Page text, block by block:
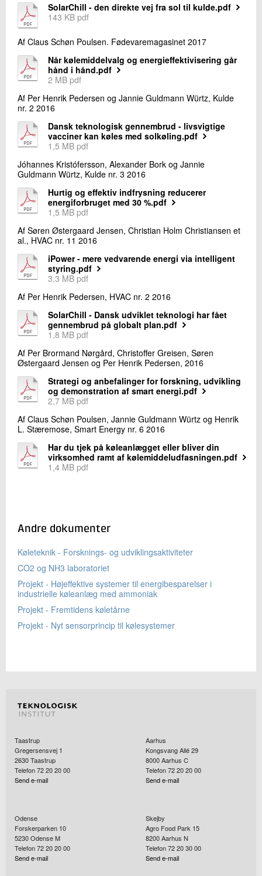
SolarChill - den direkte vej fra sol til kulde.pdf
143 KB pdf
Af Claus Schøn Poulsen. Fødevaremagasinet 2017
Når kølemiddelvalg og energieffektivisering går
hånd i hånd.pdf
2 MB pdf
Af Per Henrik Pedersen og Jannie Guldmann Würtz, Kulde
nr. 2 2016
Dansk teknologisk gennembrud - livsvigtige
vacciner kan køles med solkøling.pdf
1,5 MB pdf
Jóhannes Kristófersson, Alexander Bork og Jannie
Guldmann Würtz, Kulde nr. 3 2016
Hurtig og effektiv indfrysning reducerer
energiforbruget med 30 %.pdf
1,5 MB pdf
Af Søren Østergaard Jensen, Christian Holm Christiansen et
al., HVAC nr. 11 2016
iPower - mere vedvarende energi via intelligent
styring.pdf
3,3 MB pdf
Af Per Henrik Pedersen, HVAC nr. 2 2016
SolarChill - Dansk udviklet teknologi har fået
gennembrud på globalt plan.pdf
1,8 MB pdf
Af Per Brormand Nørgård, Christoffer Greisen, Søren
Østergaard Jensen og Per Henrik Pedersen, 2016
Strategi og anbefalinger for forskning, udvikling
og demonstration af smart energi.pdf
2,7 MB pdf
Af Claus Schøn Poulsen, Jannie Guldmann Würtz og Henrik
L. Stæremose, Smart Energy nr. 6 2016
Har du tjek på køleanlægget eller bliver din
virksomhed ramt af kølemiddeludfasningen.pdf
1,4 MB pdf
Andre dokumenter
Køleteknik - Forsknings- og udviklingsaktiviteter
CO2 og NH3 laboratoriet
Projekt - Højeffektive systemer til energibesparelser i
industrielle køleanlæg med ammoniak
Projekt - Fremtidens køletårne
Projekt - Nyt sensorprincip til kølesystemer
Taastrup
Gregersensvej 1
2630Taastrup
Telefon 72 20 20 00
Send e-mail
Aarhus
Kongsvang Allé 29
8000Aarhus C
Telefon 72 20 20 00
Send e-mail
Odense
Forskerparken 10
5230Odense M
Telefon 72 20 20 00
Send e-mail
Skejby
Agro Food Park 15
8200Aarhus N
Telefon 72 20 30 00
Send e-mail